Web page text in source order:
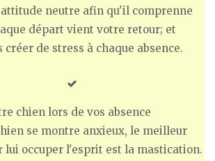
neutre afin qu'il comprenne
départ vient votre retour; et
créer de stress à chaque absence.
chien lors de vos absence
se montre anxieux, le meilleur
lui occuper l'esprit est la mastication.